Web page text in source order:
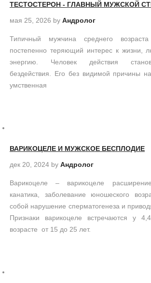
ТЕСТОСТЕРОН - ГЛАВНЫЙ МУЖСКОЙ
мая 25, 2026 by Андролог
Типичный мужчина среднего
постепенно теряющий интерес к жизни,
энергию. Человек действия
бездействия. Его без видимой причины
умственная
ВАРИКОЦЕЛЕ И МУЖСКОЕ БЕСПЛОДИЕ
дек 20, 2024 by Андролог
Варикоцеле – варикоцеле
канатика, заболевание юношеского
собой нарушение сперматогенеза и
Признаки варикоцеле встречаются у
возрасте от 15 до 25 лет.